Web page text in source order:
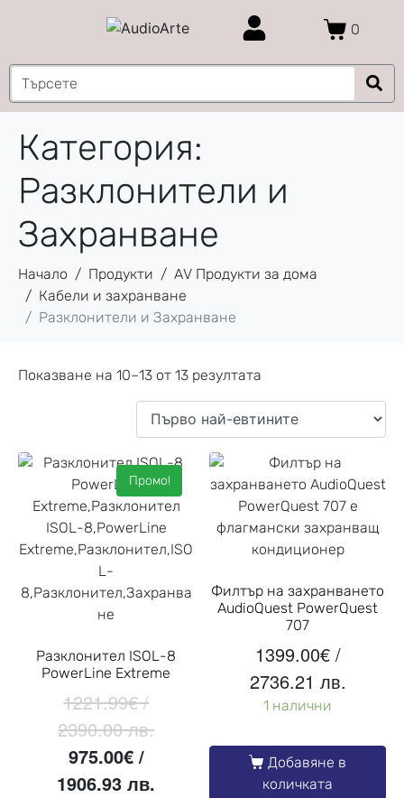
0
Категория:
Разклонители и
Захранване
Начало Продукти
AV Продукти за дома
Кабели и захранване
Разклонители и Захранване
Показване на 10–13 от 13 резултата
Промо!
Разклонител ISOL-8
PowerLine Extreme
1221.99€/
2390.00 лв.
975.00€/
1906.93 лв.
Филтър на захранването
AudioQuest PowerQuest
707
1399.00€/
2736.21 лв.
1 налични
Добавяне в
количката